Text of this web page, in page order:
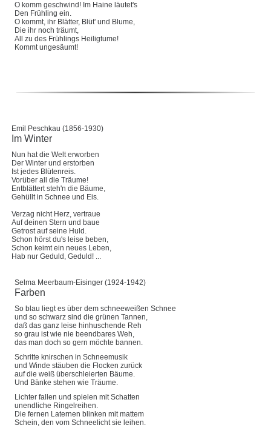
O komm geschwind! Im Haine läutet's
Den Frühling ein.
O kommt, ihr Blätter, Blüt' und Blume,
Die ihr noch träumt,
All zu des Frühlings Heiligtume!
Kommt ungesäumt!
Emil Peschkau (1856-1930)
Im Winter
Nun hat die Welt erworben
Der Winter und erstorben
Ist jedes Blütenreis.
Vorüber all die Träume!
Entblättert steh'n die Bäume,
Gehüllt in Schnee und Eis.
Verzag nicht Herz, vertraue
Auf deinen Stern und baue
Getrost auf seine Huld.
Schon hörst du's leise beben,
Schon keimt ein neues Leben,
Hab nur Geduld, Geduld! ...
Selma Meerbaum-Eisinger (1924-1942)
Farben
So blau liegt es über dem schneeweißen Schnee
und so schwarz sind die grünen Tannen,
daß das ganz leise hinhuschende Reh
so grau ist wie nie beendbares Weh,
das man doch so gern möchte bannen.
Schritte knirschen in Schneemusik
und Winde stäuben die Flocken zurück
auf die weiß überschleierten Bäume.
Und Bänke stehen wie Träume.
Lichter fallen und spielen mit Schatten
unendliche Ringelreihen.
Die fernen Laternen blinken mit mattem
Schein, den vom Schneelicht sie leihen.